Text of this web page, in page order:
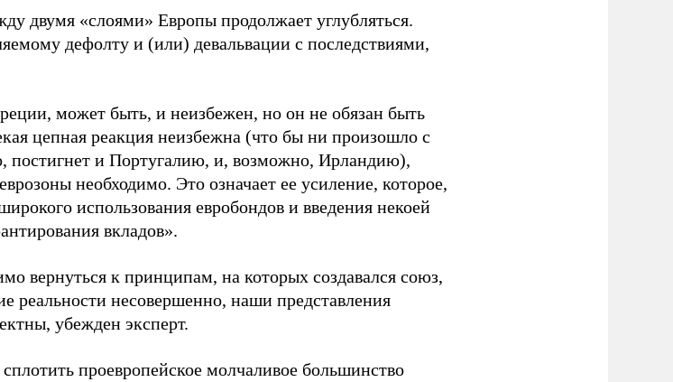
двумя «слоями» Европы продолжает углубляться.
дефолту и (или) девальвации с последствиями,
может быть, и неизбежен, но он не обязан быть
цепная реакция неизбежна (что бы ни произошло с
постигнет и Португалию, и, возможно, Ирландию),
необходимо. Это означает ее усиление, которое,
использования евробондов и введения некоей
вкладов».
вернуться к принципам, на которых создавался союз,
реальности несовершенно, наши представления
убежден эксперт.
проевропейское молчаливое большинство